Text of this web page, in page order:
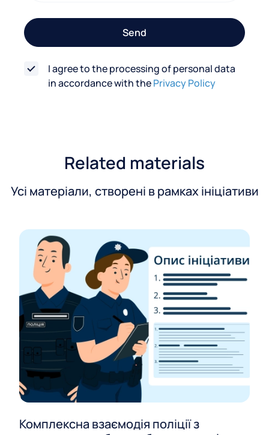
o
m
Send
I agree to the processing of personal data
in accordance with thePrivacy Policy
Related materials
Усі матеріали, створені в рамках ініціативи
Комплексна взаємодія поліції з